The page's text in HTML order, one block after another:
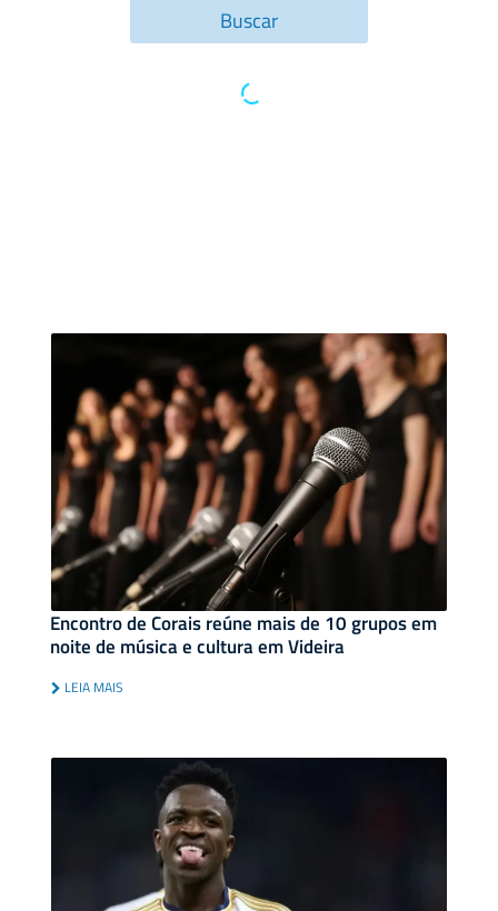
Encontro de Corais reúne mais de 10 grupos em
noite de música e cultura em Videira
LEIA MAIS